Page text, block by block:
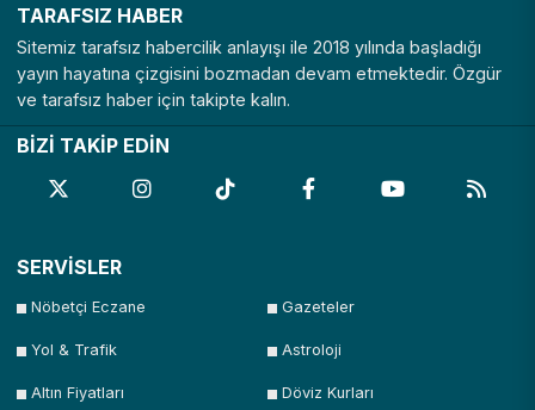
TARAFSIZ HABER
Sitemiz tarafsız habercilik anlayışı ile 2018 yılında başladığı
yayın hayatına çizgisini bozmadan devam etmektedir. Özgür
ve tarafsız haber için takipte kalın.
BİZİ TAKİP EDİN
SERVİSLER
Nöbetçi Eczane Gazeteler
Yol & Trafik Astroloji
Altın Fiyatları Döviz Kurları